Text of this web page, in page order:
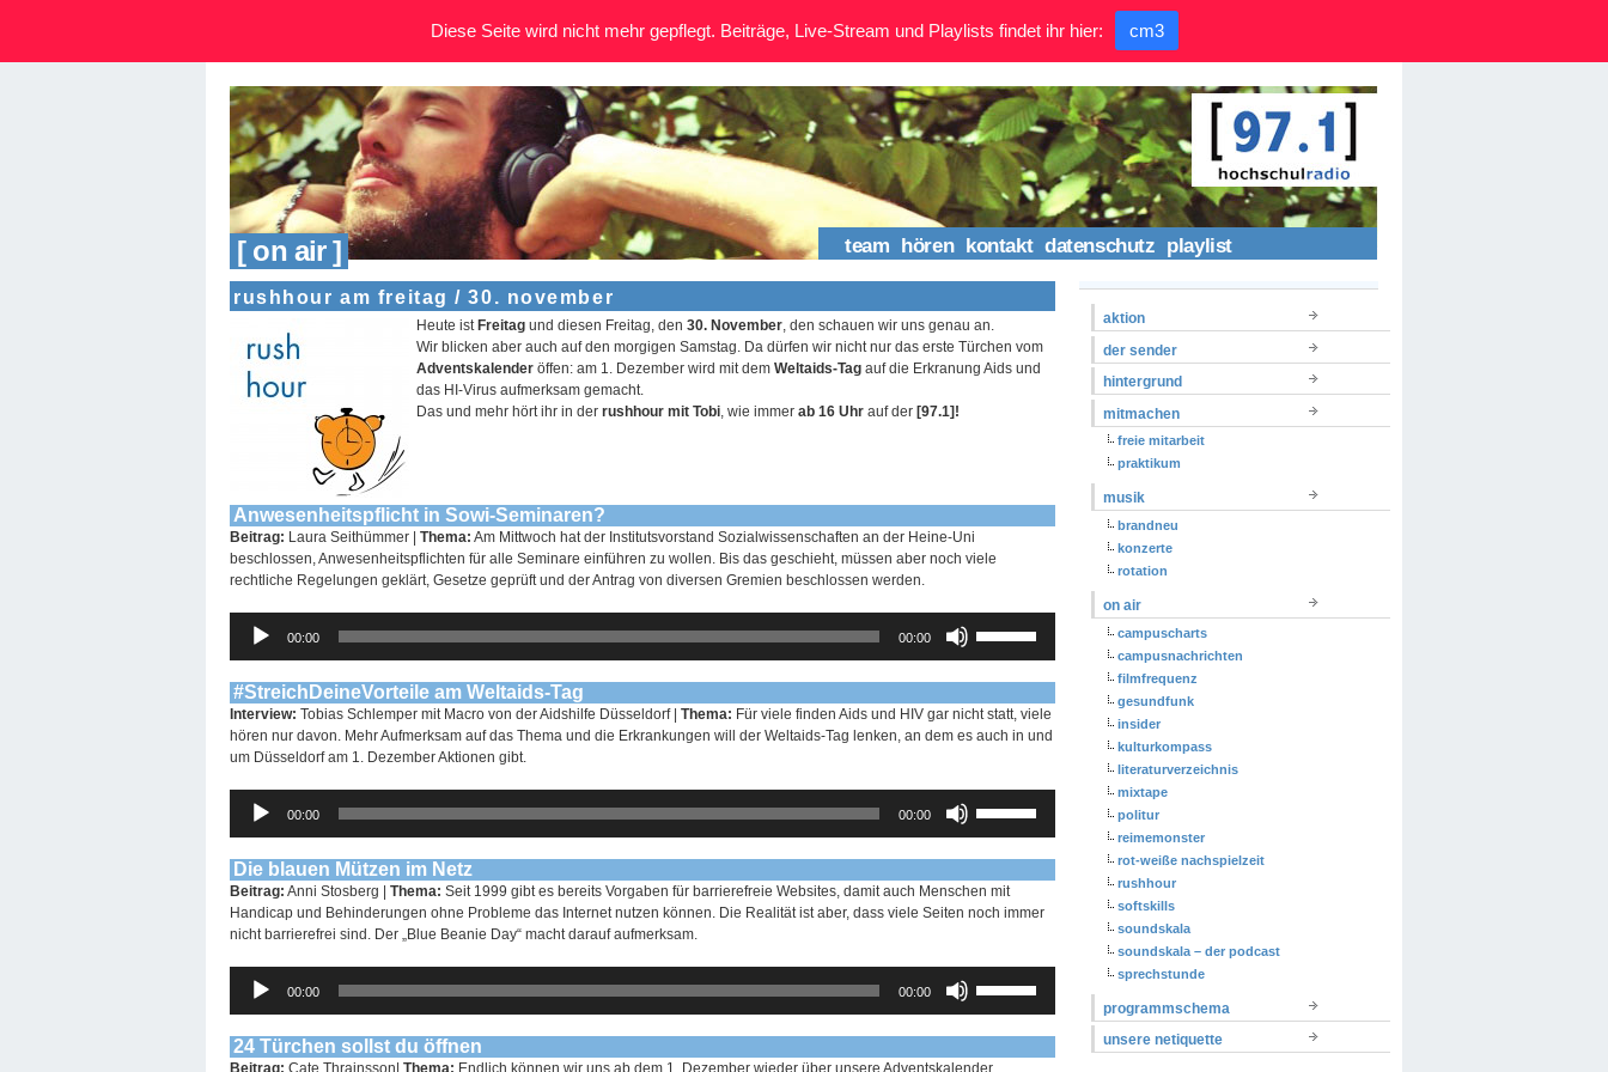
[ on air ] team hören kontakt datenschutz playlist
rushhour am freitag / 30. november
Heute istFreitag und diesen Freitag, den 30. November, den schauen wir uns genau an.
Wir blicken aber auch auf den morgigen Samstag. Da dürfen wir nicht nur das erste Türchen vom
Adventskalender öffen: am 1. Dezember wird mit dem Weltaids-Tag auf die Erkranung Aids und
das HI-Virus aufmerksam gemacht.
Das und mehr hört ihr in der rushhour mit Tobi, wie immer ab 16 Uhr auf der [97.1]!
Anwesenheitspflicht in Sowi-Seminaren?
Beitrag: Laura Seithümmer | Thema: Am Mittwoch hat der Institutsvorstand Sozialwissenschaften an der Heine-Uni
beschlossen, Anwesenheitspflichten für alle Seminare einführen zu wollen. Bis das geschieht, müssen aber noch viele
rechtliche Regelungen geklärt, Gesetze geprüft und der Antrag von diversen Gremien beschlossen werden.
Audio-
Player
00:00 00:00
Hoch/Runter
benutzen,
um
die
Lautstärke
#StreichDeineVorteile am Weltaids-Tag
Interview: Tobias Schlemper mit Macro von der Aidshilfe Düsseldorf | Thema: Für viele finden Aids und HIV gar nicht statt, viele
hören nur davon. Mehr Aufmerksam auf das Thema und die Erkrankungen will der Weltaids-Tag lenken, an dem es auch in und
um Düsseldorf am 1. Dezember Aktionen gibt.
Audio-
Player
00:00 00:00
Hoch/Runter
benutzen,
um
die
Lautstärke
Die blauen Mützen im Netz
Beitrag: Anni Stosberg | Thema: Seit 1999 gibt es bereits Vorgaben für barrierefreie Websites, damit auch Menschen mit
Handicap und Behinderungen ohne Probleme das Internet nutzen können. Die Realität ist aber, dass viele Seiten noch immer
nicht barrierefrei sind. Der „Blue Beanie Day“ macht darauf aufmerksam.
Audio-
Player
00:00 00:00
Hoch/Runter
benutzen,
um
die
24 Türchen sollst du öffnen
Beitrag: Cate Thrainsson| Thema: Endlich können wir uns ab dem 1. Dezember wieder über unsere Adventskalender
aktion
der sender
hintergrund
mitmachen
freie mitarbeit
praktikum
musik
brandneu
konzerte
rotation
on air
campuscharts
campusnachrichten
filmfrequenz
gesundfunk
insider
kulturkompass
literaturverzeichnis
mixtape
politur
reimemonster
rot-weiße nachspielzeit
rushhour
softskills
soundskala
soundskala – der podcast
sprechstunde
programmschema
unsere netiquette
Diese Seite wird nicht mehr gepflegt. Beiträge, Live-Stream und Playlists findet ihr hier: cm3